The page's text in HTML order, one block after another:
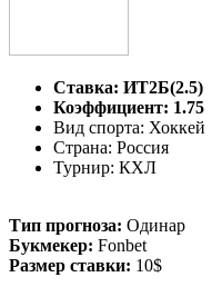
Ставка: ИТ2Б(2.5)
Коэффициент: 1.75
Вид спорта: Хоккей
Страна: Россия
Турнир: КХЛ
Тип прогноза: Одинар
Букмекер: Fonbet
Размер ставки: 10$